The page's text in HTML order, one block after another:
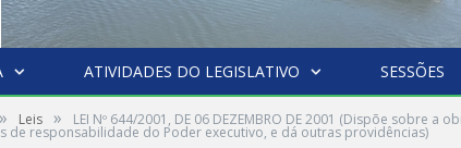
ATIVIDADES DO LEGISLATIVO SESSÕES
» Leis » LEI Nº 644/2001, DE 06 DEZEMBRO DE 2001 (Dispõe sobre
de responsabilidade do Poder executivo, e dá outras providências)